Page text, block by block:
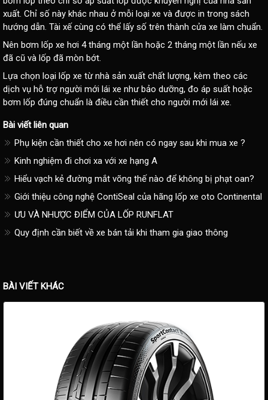
xuất. Chỉ số này khác nhau ở mỗi loại xe và được in trong sách
hướng dẫn. Tài xế cùng có thể lấy số trên thành cửa xe làm chuẩn.
Nên bơm lốp xe hơi 4 tháng một lần hoặc 2 tháng một lần nếu xe
đã cũ và lốp đã mòn bớt.
Lựa chọn loại lốp xe từ nhà sản xuất chất lượng, kèm theo các
dịch vụ hỗ trợ người mới lái xe như bảo dưỡng, đo áp suất hoặc
bơm lốp đúng chuẩn là điều cần thiết cho người mới lái xe.
Bài viết liên quan
Phụ kiện cần thiết cho xe hơi nên có ngay sau khi mua xe ?
Kinh nghiệm đi chơi xa với xe hạng A
Hiểu vạch kẻ đường mắt võng thế nào để không bị phạt oan?
Giới thiệu công nghệ ContiSeal của hãng lốp xe oto Continental
ƯU VÀ NHƯỢC ĐIỂM CỦA LỐP RUNFLAT
Quy định cần biết về xe bán tải khi tham gia giao thông
BÀI VIẾT KHÁC